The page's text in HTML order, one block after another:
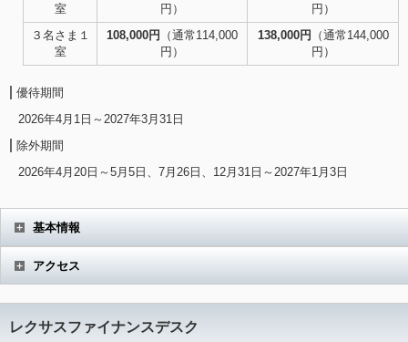
室
円）
円）
３名さま１
室
108,000円
（通常114,000
円）
138,000円 （通常144,000
円）
優待期間
2026年4月1日～2027年3月31日
除外期間
2026年4月20日～5月5日、7月26日、12月31日～2027年1月3日
基本情報
アクセス
レクサスファイナンスデスク